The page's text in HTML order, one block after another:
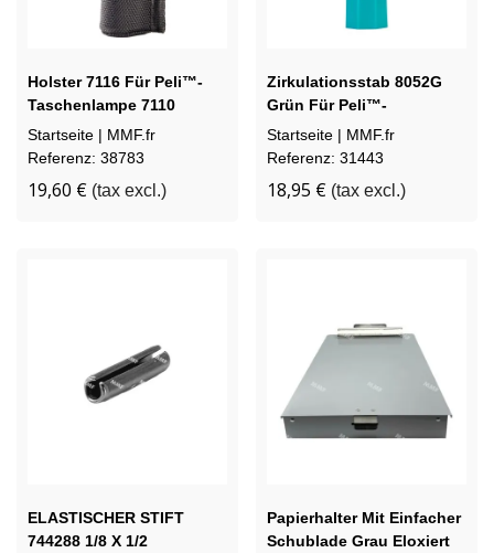
Holster 7116 Für Peli™-
Taschenlampe 7110
Startseite | MMF.fr
Referenz: 38783
19,60 € (tax excl.)
Zirkulationsstab 8052G
Grün Für Peli™-
Taschenlampe 8050
Startseite | MMF.fr
Referenz: 31443
18,95 € (tax excl.)
ELASTISCHER STIFT
744288 1/8 X 1/2
Papierhalter Mit Einfacher
Schublade Grau Eloxiert